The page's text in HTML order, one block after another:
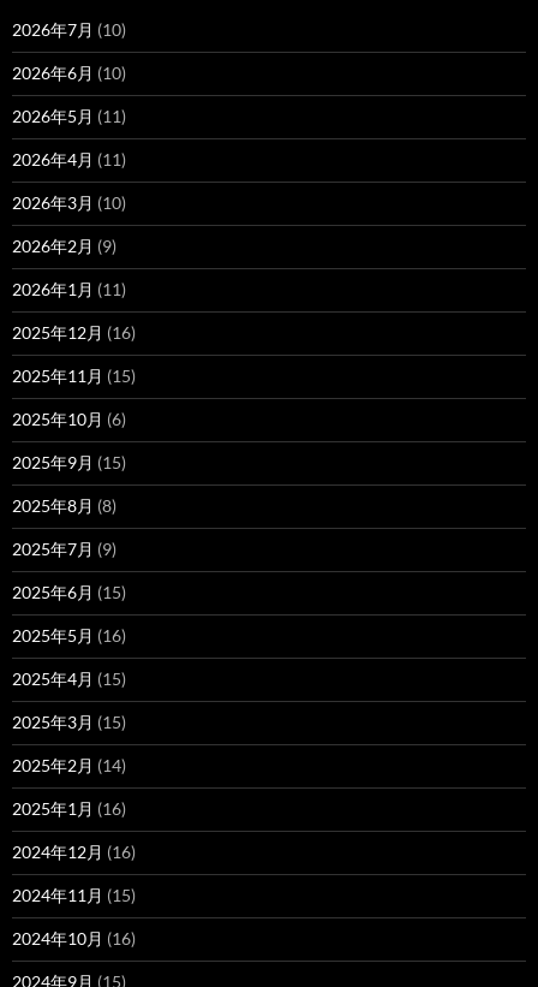
2026年7月 (10)
2026年6月 (10)
2026年5月 (11)
2026年4月 (11)
2026年3月 (10)
2026年2月 (9)
2026年1月 (11)
2025年12月 (16)
2025年11月 (15)
2025年10月 (6)
2025年9月 (15)
2025年8月 (8)
2025年7月 (9)
2025年6月 (15)
2025年5月 (16)
2025年4月 (15)
2025年3月 (15)
2025年2月 (14)
2025年1月 (16)
2024年12月 (16)
2024年11月 (15)
2024年10月 (16)
2024年9月 (15)